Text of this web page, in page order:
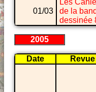
01/03
Les
de la
dessinée
2005
Date Revue